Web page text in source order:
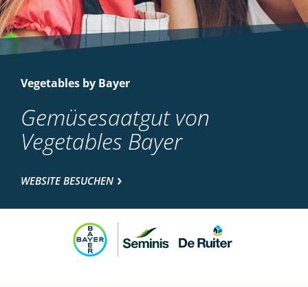
Vegetables by Bayer
Gemüsesaatgut von
Vegetables Bayer
WEBSITE BESUCHEN